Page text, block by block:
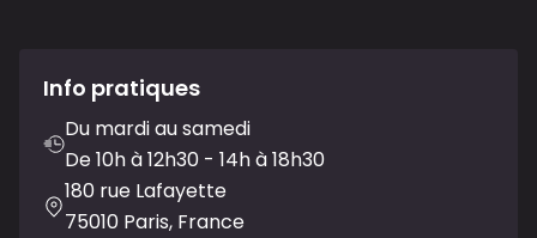
Info pratiques
Du mardi au samedi
De 10h à 12h30 - 14h à 18h30
180 rue Lafayette
75010 Paris, France